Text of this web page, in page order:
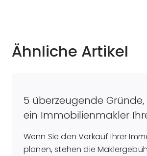
Ähnliche Artikel
5 überzeugende
ein Immobilienmakler
Verkaufsprozess
Wenn Sie den Verkauf Ihrer
planen, stehen die